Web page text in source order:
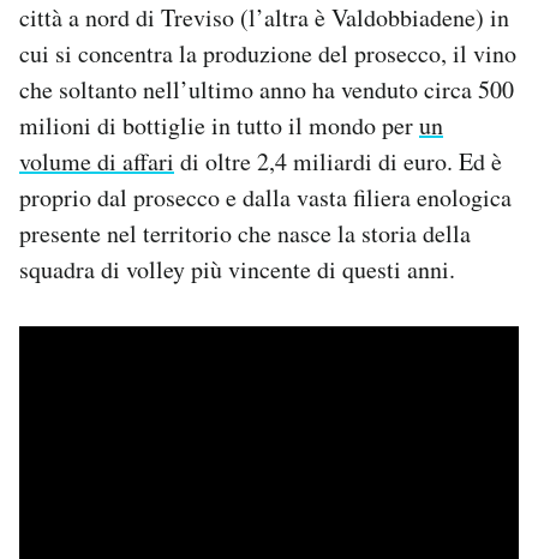
città a nord di Treviso (l’altra è Valdobbiadene) in
cui si concentra la produzione del prosecco, il vino
che soltanto nell’ultimo anno ha venduto circa 500
milioni di bottiglie in tutto il mondo perun
volume di affari di oltre 2,4 miliardi di euro. Ed è
proprio dal prosecco e dalla vasta filiera enologica
presente nel territorio che nasce la storia della
squadra di volley più vincente di questi anni.